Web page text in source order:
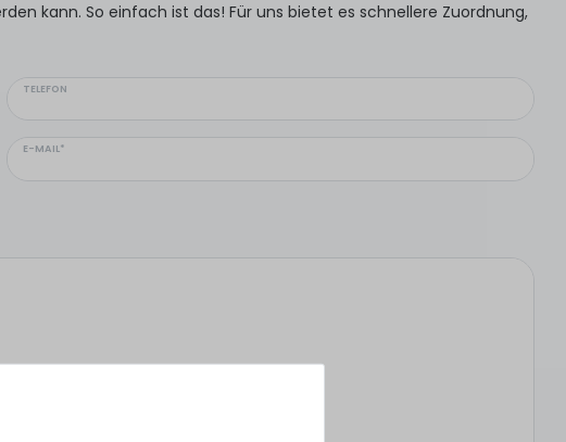
kann. So einfach ist das! Für uns bietet es schnellere Zuordnung,
TELEFON
E-MAIL*